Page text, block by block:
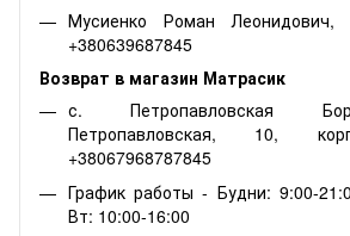
Мусиенко Роман Леонидович,
+380639687845
Возврат в магазин Матрасик
с. Петропавловская
Петропавловская, 10,
+38067968787845
График работы - Будни: 9:00-
Вт: 10:00-16:00